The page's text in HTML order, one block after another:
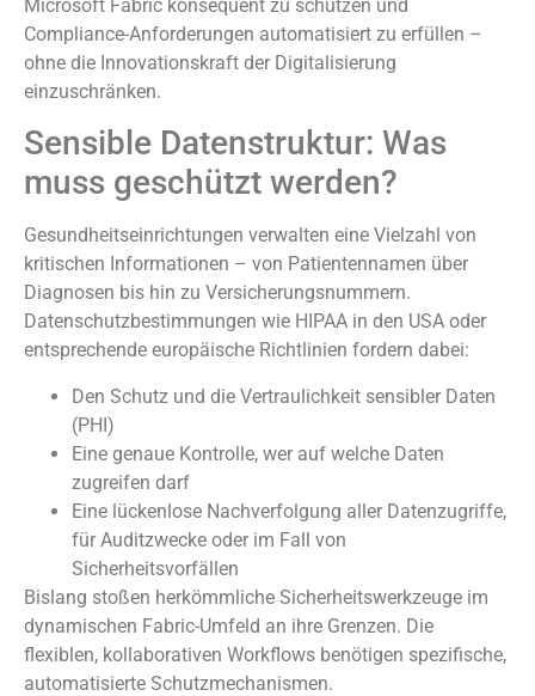
Microsoft Fabric konsequent zu schützen und
Compliance-Anforderungen automatisiert zu erfüllen –
ohne die Innovationskraft der Digitalisierung
einzuschränken.
Sensible Datenstruktur: Was
muss geschützt werden?
Gesundheitseinrichtungen verwalten eine Vielzahl von
kritischen Informationen – von Patientennamen über
Diagnosen bis hin zu Versicherungsnummern.
Datenschutzbestimmungen wie HIPAA in den USA oder
entsprechende europäische Richtlinien fordern dabei:
Den Schutz und die Vertraulichkeit sensibler Daten
(PHI)
Eine genaue Kontrolle, wer auf welche Daten
zugreifen darf
Eine lückenlose Nachverfolgung aller Datenzugriffe,
für Auditzwecke oder im Fall von
Sicherheitsvorfällen
Bislang stoßen herkömmliche Sicherheitswerkzeuge im
dynamischen Fabric-Umfeld an ihre Grenzen. Die
flexiblen, kollaborativen Workflows benötigen spezifische,
automatisierte Schutzmechanismen.